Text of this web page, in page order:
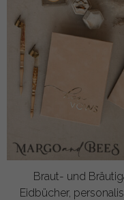
Braut- und
Eidbücher,